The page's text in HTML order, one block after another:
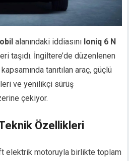
alanındaki iddiasını Ioniq 6 N
taşıdı. İngiltere’de düzenlenen
kapsamında tanıtılan araç, güçlü
ve yenilikçi sürüş
çekiyor.
Özellikleri
elektrik motoruyla birlikte toplam